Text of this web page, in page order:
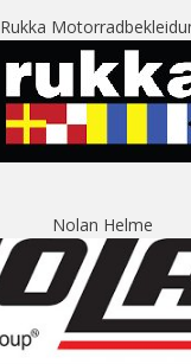
Rukka
Nolan Helme